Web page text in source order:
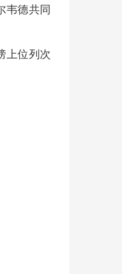
韦德共同
上位列次